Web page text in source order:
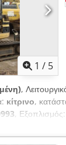
1 / 5
,
κίτρινο,
, Εξοπλισμός:
στην